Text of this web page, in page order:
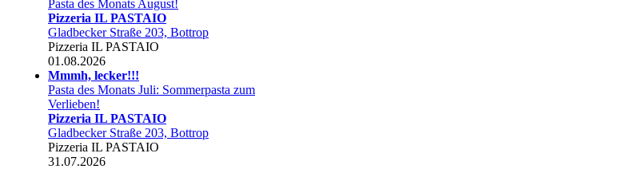
Pasta des Monats August!
Pizzeria IL PASTAIO
Gladbecker Straße 203, Bottrop
Pizzeria IL PASTAIO
01.08.2026
Mmmh, lecker!!!
Pasta des Monats Juli: Sommerpasta zum
Verlieben!
Pizzeria IL PASTAIO
Gladbecker Straße 203, Bottrop
Pizzeria IL PASTAIO
31.07.2026